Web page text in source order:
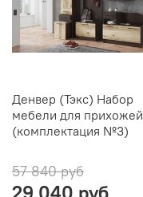
Денвер (Тэкс) Набор
мебели для прихожей
(комплектация №3)
57 840 руб